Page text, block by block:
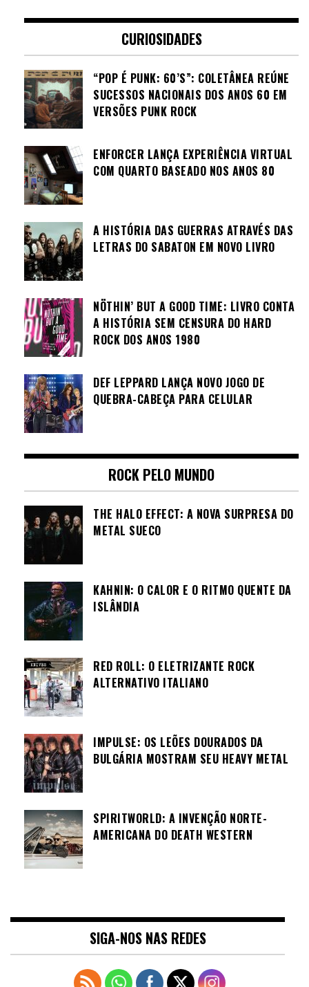
CURIOSIDADES
“POP É PUNK: 60’S”: COLETÂNEA REÚNE
SUCESSOS NACIONAIS DOS ANOS 60 EM
VERSÕES PUNK ROCK
ENFORCER LANÇA EXPERIÊNCIA VIRTUAL
COM QUARTO BASEADO NOS ANOS 80
A HISTÓRIA DAS GUERRAS ATRAVÉS DAS
LETRAS DO SABATON EM NOVO LIVRO
NÖTHIN’ BUT A GOOD TIME: LIVRO CONTA
A HISTÓRIA SEM CENSURA DO HARD
ROCK DOS ANOS 1980
DEF LEPPARD LANÇA NOVO JOGO DE
QUEBRA-CABEÇA PARA CELULAR
ROCK PELO MUNDO
THE HALO EFFECT: A NOVA SURPRESA DO
METAL SUECO
KAHNIN: O CALOR E O RITMO QUENTE DA
ISLÂNDIA
RED ROLL: O ELETRIZANTE ROCK
ALTERNATIVO ITALIANO
IMPULSE: OS LEÕES DOURADOS DA
BULGÁRIA MOSTRAM SEU HEAVY METAL
SPIRITWORLD: A INVENÇÃO NORTE-
AMERICANA DO DEATH WESTERN
SIGA-NOS NAS REDES